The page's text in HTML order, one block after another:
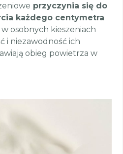
przyczynia się do
każdego centymetra
w osobnych kieszeniach
i niezawodność ich
obieg powietrza w